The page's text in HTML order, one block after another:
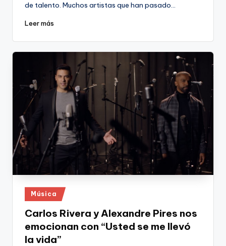
de talento. Muchos artistas que han pasado…
Leer más
Publicado
en
Música
Carlos Rivera y Alexandre Pires nos
emocionan con “Usted se me llevó
la vida”